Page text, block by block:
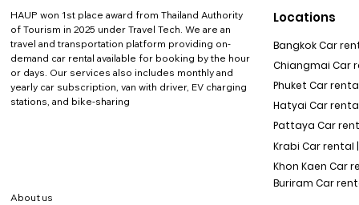
HAUP won 1st place award from Thailand Authority
of Tourism in 2025 under Travel Tech. We are an
travel and transportation platform providing on-
demand car rental available for booking by the hour
or days. Our services also includes monthly and
yearly car subscription, van with driver, EV charging
stations, and bike-sharing
About us
Locations
Bangkok Car
Chiangmai Car
Phuket Car rental
Hatyai Car
Pattaya Car
Krabi Car rental |
Khon Kaen Car
Buriram Car